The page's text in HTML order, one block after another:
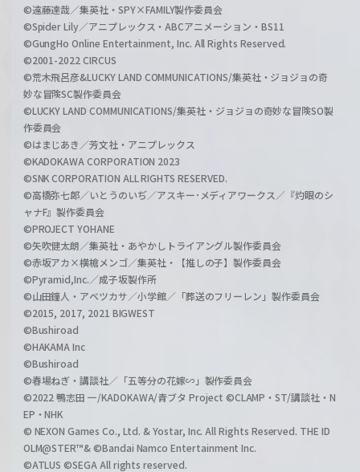
©遠藤達哉／集英社・SPY×FAMILY製作委員会
©Spider Lily／アニプレックス・ABCアニメーション・BS11
©GungHo Online Entertainment, Inc. All Rights Reserved.
©2001-2022 CIRCUS
©荒木飛呂彦&LUCKY LAND COMMUNICATIONS/集英社・ジョジョの奇
妙な冒険SC製作委員会
©LUCKY LAND COMMUNICATIONS/集英社・ジョジョの奇妙な冒険SO製
作委員会
©はまじあき／芳文社・アニプレックス
©KADOKAWA CORPORATION 2023
©SNK CORPORATION ALL RIGHTS RESERVED.
©高橋弥七郎／いとうのいぢ／アスキー･メディアワークス／『灼眼のシ
ャナF』製作委員会
©PROJECT YOHANE
©矢吹健太朗／集英社・あやかしトライアングル製作委員会
©赤坂アカ×横槍メンゴ／集英社・【推しの子】製作委員会
©Pyramid,Inc.／成子坂製作所
©山田鐘人・アベツカサ／小学館／「葬送のフリーレン」製作委員会
©2015, 2017, 2021 BIGWEST
©Bushiroad
©HAKAMA Inc
©Bushiroad
©春場ねぎ・講談社／「五等分の花嫁∽」製作委員会
©2022 鴨志田 一/KADOKAWA/青ブタ Project ©CLAMP・ST/講談社・N
EP・NHK
© NEXON Games Co., Ltd. & Yostar, Inc. All Rights Reserved. THE ID
OLM@STER™& ©Bandai Namco Entertainment Inc.
©ATLUS ©SEGA All rights reserved.